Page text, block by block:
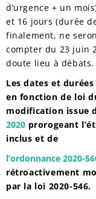
d’urgence + un
et 16 jours (durée
finalement, ne
compter du 23 juin
doute lieu à débats.
Les dates et
en fonction de loi
modification issue
2020 prorogeant
inclus et de
l’ordonnance 2020-
rétroactivement
par la loi 2020-546.